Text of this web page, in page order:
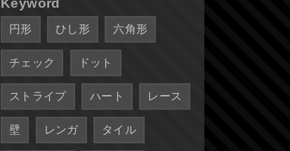
Keyword
円形 ひし形 六角形
チェック ドット
ストライプ ハート レース
壁 レンガ タイル